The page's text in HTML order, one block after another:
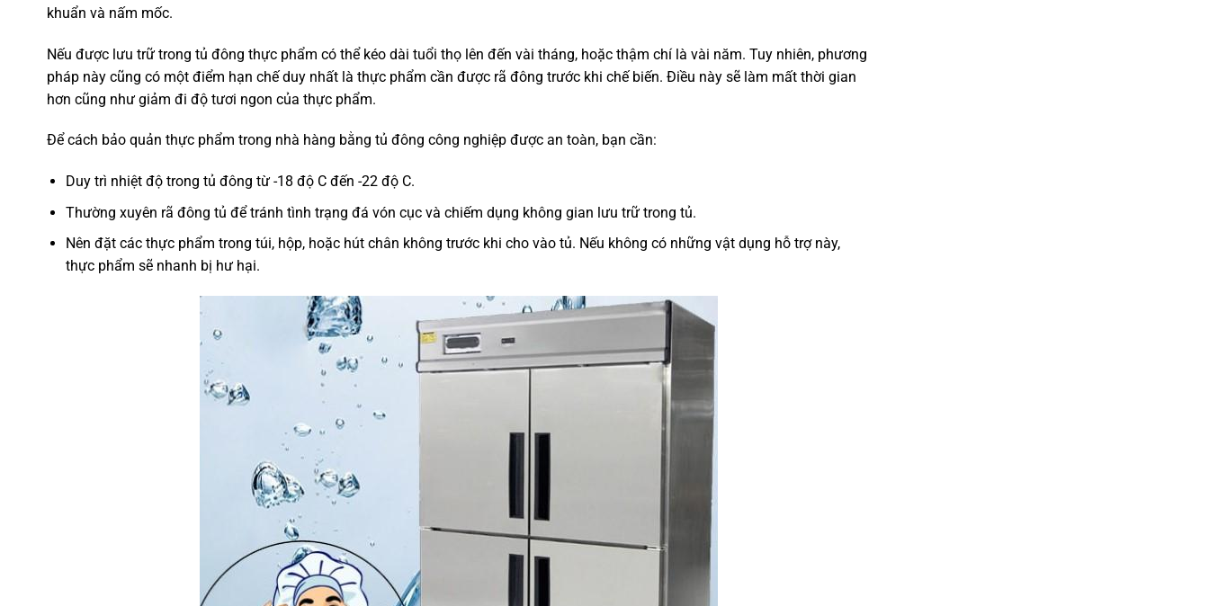
khuẩn và nấm mốc.
Nếu được lưu trữ trong tủ đông thực phẩm có thể kéo dài tuổi thọ lên đến vài tháng, hoặc thậm chí là vài năm. Tuy nhiên, phương
pháp này cũng có một điểm hạn chế duy nhất là thực phẩm cần được rã đông trước khi chế biến. Điều này sẽ làm mất thời gian
hơn cũng như giảm đi độ tươi ngon của thực phẩm.
Để cách bảo quản thực phẩm trong nhà hàng bằng tủ đông công nghiệp được an toàn, bạn cần:
Duy trì nhiệt độ trong tủ đông từ -18 độ C đến -22 độ C.
Thường xuyên rã đông tủ để tránh tình trạng đá vón cục và chiếm dụng không gian lưu trữ trong tủ.
Nên đặt các thực phẩm trong túi, hộp, hoặc hút chân không trước khi cho vào tủ. Nếu không có những vật dụng hỗ trợ này,
thực phẩm sẽ nhanh bị hư hại.